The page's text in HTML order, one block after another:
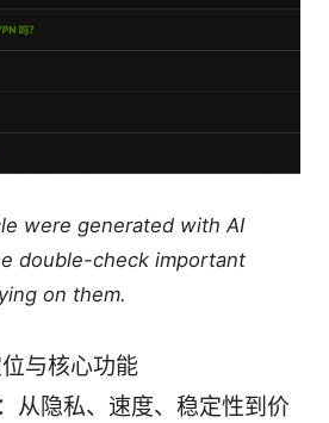
were generated with AI
double-check important
on them.
与核心功能
从隐私、速度、稳定性到价